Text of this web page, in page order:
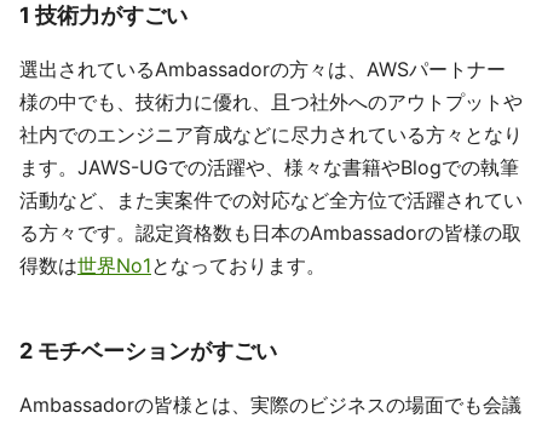
1 技術力がすごい
選出されているAmbassadorの方々は、AWSパートナー
様の中でも、技術力に優れ、且つ社外へのアウトプットや
社内でのエンジニア育成などに尽力されている方々となり
ます。JAWS-UGでの活躍や、様々な書籍やBlogでの執筆
活動など、また実案件での対応など全方位で活躍されてい
る方々です。認定資格数も日本のAmbassadorの皆様の取
得数は世界No1となっております。
2 モチベーションがすごい
Ambassadorの皆様とは、実際のビジネスの場面でも会議